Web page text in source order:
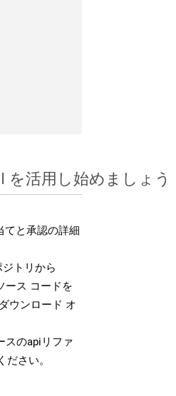
を活用し始めましょう
てと承認の詳細
ジトリから
ース コードを
ウンロード オ
スのapiリファ
さい。